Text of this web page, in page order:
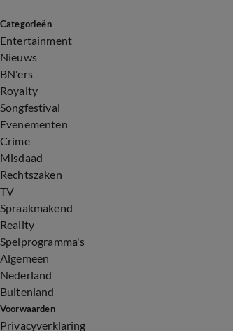
Categorieën
Entertainment
Nieuws
BN'ers
Royalty
Songfestival
Evenementen
Crime
Misdaad
Rechtszaken
TV
Spraakmakend
Reality
Spelprogramma's
Algemeen
Nederland
Buitenland
Voorwaarden
Privacyverklaring